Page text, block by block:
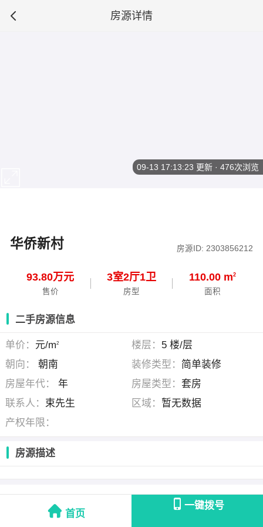
房源详情
华侨新村 房源ID: 2303856212
93.80万元
售价
3室2厅1卫
房型
110.00 m2
面积
首页
一键拨号
09-13 17:13:23 更新 · 476次浏览
二手房源信息
单价： 元/m2 楼层： 5 楼/层
朝向：
朝南 装修类型： 简单装修
房屋年代：
年 房屋类型： 套房
联系人： 束先生 区域： 暂无数据
产权年限：
房源描述
联系时请说明是在